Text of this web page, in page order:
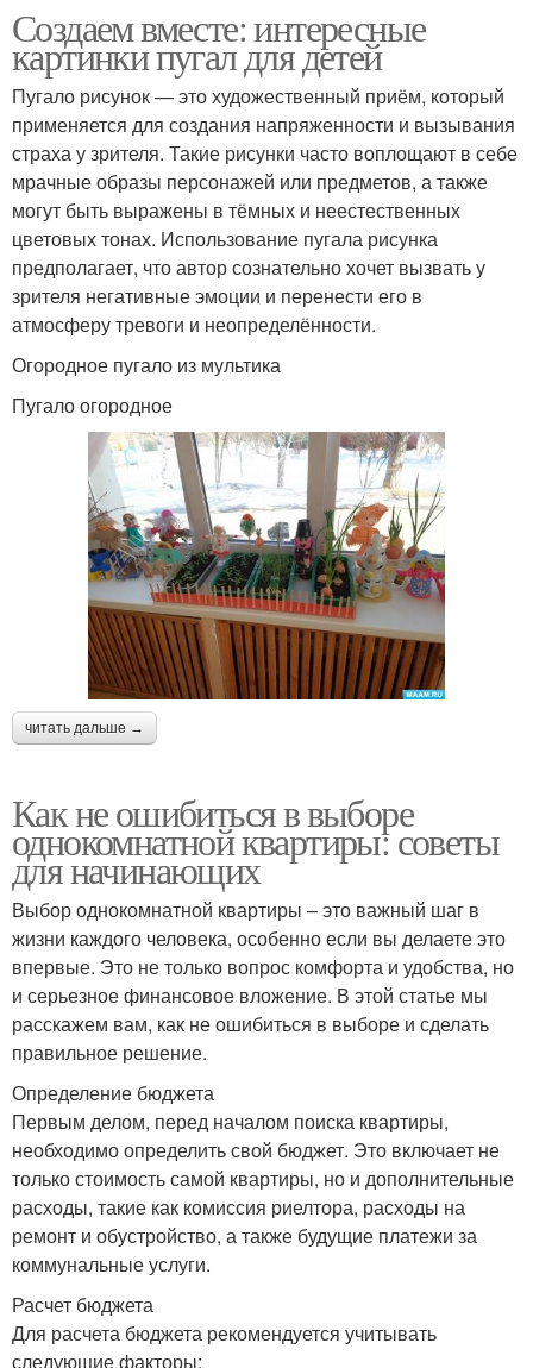
Создаем вместе: интересные
картинки пугал для детей
Пугало рисунок — это художественный приём, который
применяется для создания напряженности и вызывания
страха у зрителя. Такие рисунки часто воплощают в себе
мрачные образы персонажей или предметов, а также
могут быть выражены в тёмных и неестественных
цветовых тонах. Использование пугала рисунка
предполагает, что автор сознательно хочет вызвать у
зрителя негативные эмоции и перенести его в
атмосферу тревоги и неопределённости.
Огородное пугало из мультика
Пугало огородное
читать дальше →
Как не ошибиться в выборе
однокомнатной квартиры: советы
для начинающих
Выбор однокомнатной квартиры – это важный шаг в
жизни каждого человека, особенно если вы делаете это
впервые. Это не только вопрос комфорта и удобства, но
и серьезное финансовое вложение. В этой статье мы
расскажем вам, как не ошибиться в выборе и сделать
правильное решение.
Определение бюджета
Первым делом, перед началом поиска квартиры,
необходимо определить свой бюджет. Это включает не
только стоимость самой квартиры, но и дополнительные
расходы, такие как комиссия риелтора, расходы на
ремонт и обустройство, а также будущие платежи за
коммунальные услуги.
Расчет бюджета
Для расчета бюджета рекомендуется учитывать
следующие факторы: